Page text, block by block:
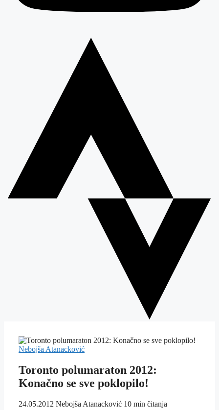
Nebojša Atanacković
Toronto polumaraton 2012:
Konačno se sve poklopilo!
24.05.2012 Nebojša Atanacković 10 min čitanja